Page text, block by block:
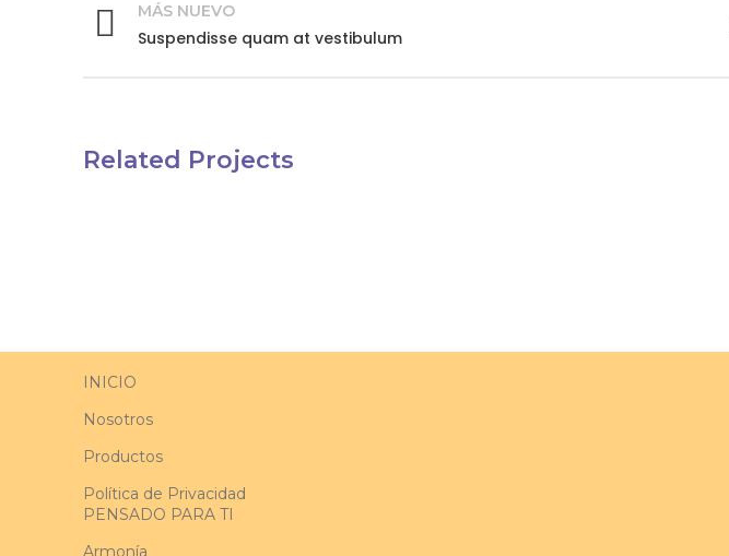
MÁS NUEVO
Suspendisse quam at vestibulum
Related Projects
INICIO
Nosotros
Productos
Política de Privacidad
PENSADO PARA TI
Armonía